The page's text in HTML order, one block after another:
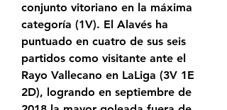
conjunto vitoriano en la máxima
categoría (1V). El Alavés ha
puntuado en cuatro de sus seis
partidos como visitante ante el
Rayo Vallecano en LaLiga (3V 1E
2D), logrando en septiembre de